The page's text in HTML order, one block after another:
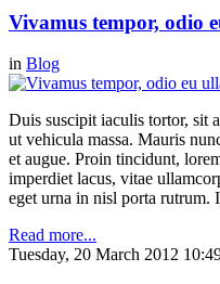
Vivamus tempor, odio
in Blog
Duis suscipit iaculis tortor, sit
ut vehicula massa. Mauris
et augue. Proin tincidunt,
imperdiet lacus, vitae
eget urna in nisl porta rutrum.
Read more...
Tuesday, 20 March 2012